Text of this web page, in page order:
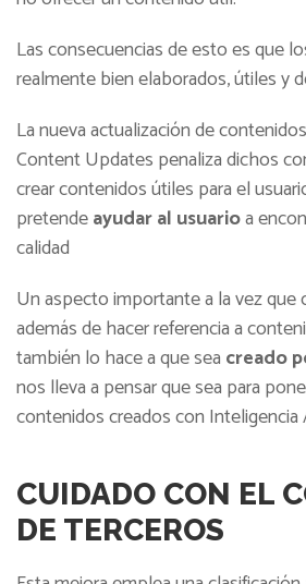
Las consecuencias de esto es que
realmente bien elaborados, útiles y
La nueva actualización de
Content Updates penaliza dichos
crear contenidos útiles para el
pretendeayudar al usuarioa
calidad
Un aspecto importante a la vez que
además de hacer referencia a
también lo hace a que sea creado
nos lleva a pensar que sea para
contenidos creados con Inteligencia
CUIDADO CON EL
DE TERCEROS